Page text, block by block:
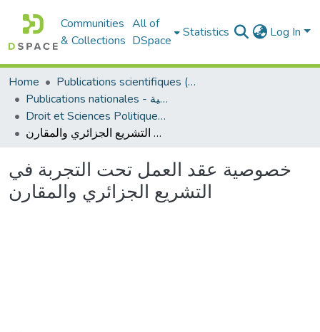
Communities
& Collections
All of
DSpace
Statistics Log In
Home
Publications scientifiques (Laboratoires)
Publications nationales - منشورات وطنية
Droit et Sciences Politiques - الحقوق و العلوم السياسية
خصوصية عقد العمل تحت التجربة في التشريع الجزائري والمقارن
خصوصية عقد العمل تحت التجربة في
التشريع الجزائري والمقارن